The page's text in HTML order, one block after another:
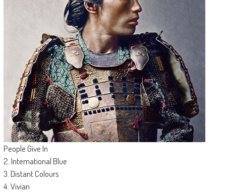
People Give In
2. International Blue
3. Distant Colours
4. Vivian